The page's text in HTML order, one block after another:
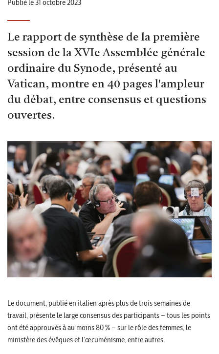
Publié le 31 octobre 2023
Le rapport de synthèse de la première
session de la XVIe Assemblée générale
ordinaire du Synode, présenté au
Vatican, montre en 40 pages l'ampleur
du débat, entre consensus et questions
ouvertes.
Le document, publié en italien après plus de trois semaines de
travail, présente le large consensus des participants – tous les points
ont été approuvés à au moins 80 % – sur le rôle des femmes, le
ministère des évêques et l’œcuménisme, entre autres.